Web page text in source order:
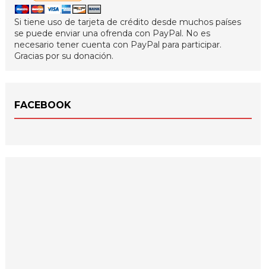
Si tiene uso de tarjeta de crédito desde muchos países
se puede enviar una ofrenda con PayPal. No es
necesario tener cuenta con PayPal para participar.
Gracias por su donación.
FACEBOOK